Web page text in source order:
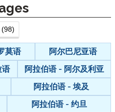
莫语
阿尔巴尼亚语
语
阿拉伯语 - 阿尔及利亚
阿拉伯语 - 埃及
阿拉伯语 - 约旦